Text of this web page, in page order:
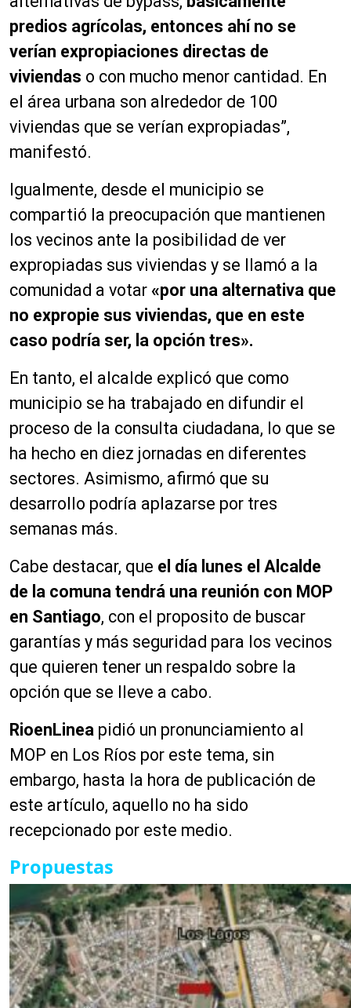
predios agrícolas, entonces ahí no se
verían expropiaciones directas de
viviendas o con mucho menor cantidad. En
el área urbana son alrededor de 100
viviendas que se verían expropiadas”,
manifestó.
Igualmente, desde el municipio se
compartió la preocupación que mantienen
los vecinos ante la posibilidad de ver
expropiadas sus viviendas y se llamó a la
comunidad a votar «por una alternativa que
no expropie sus viviendas, que en este
caso podría ser, la opción tres».
En tanto, el alcalde explicó que como
municipio se ha trabajado en difundir el
proceso de la consulta ciudadana, lo que se
ha hecho en diez jornadas en diferentes
sectores. Asimismo, afirmó que su
desarrollo podría aplazarse por tres
semanas más.
Cabe destacar, que el día lunes el Alcalde
de la comuna tendrá una reunión con MOP
en Santiago, con el proposito de buscar
garantías y más seguridad para los vecinos
que quieren tener un respaldo sobre la
opción que se lleve a cabo.
RioenLinea pidió un pronunciamiento al
MOP en Los Ríos por este tema, sin
embargo, hasta la hora de publicación de
este artículo, aquello no ha sido
recepcionado por este medio.
Propuestas